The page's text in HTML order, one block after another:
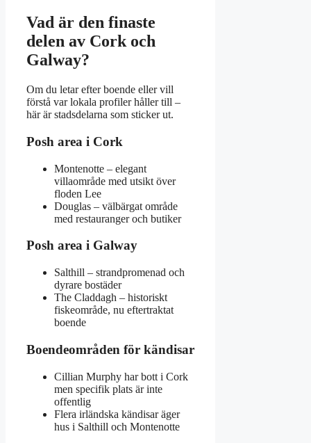
Vad är den finaste
delen av Cork och
Galway?
Om du letar efter boende eller vill
förstå var lokala profiler håller till –
här är stadsdelarna som sticker ut.
Posh area i Cork
Montenotte – elegant
villaområde med utsikt över
floden Lee
Douglas – välbärgat område
med restauranger och butiker
Posh area i Galway
Salthill – strandpromenad och
dyrare bostäder
The Claddagh – historiskt
fiskeområde, nu eftertraktat
boende
Boendeområden för kändisar
Cillian Murphy har bott i Cork
men specifik plats är inte
offentlig
Flera irländska kändisar äger
hus i Salthill och Montenotte